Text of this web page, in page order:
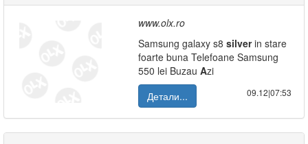
www.olx.ro
Samsung galaxy s8 silverin stare
foarte buna Telefoane Samsung
550 lei Buzau Azi
Детали...
09.12|07:53